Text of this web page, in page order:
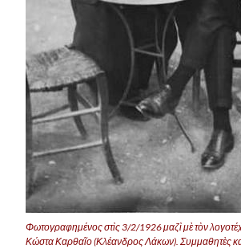
Φωτογραφημένος στὶς 3/2/1926 μαζὶ μὲ τὸν
Κώστα Καρθαῖο (Κλέανδρος Λάκων). Συμμαθητὲς